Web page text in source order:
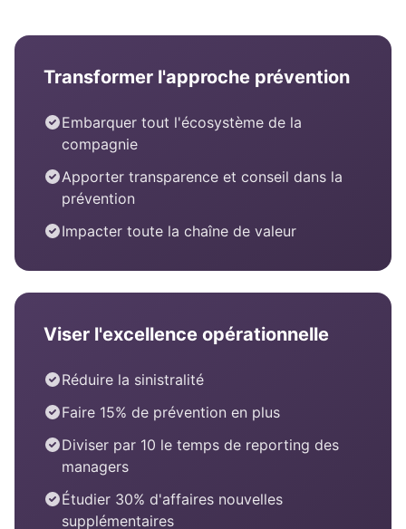
Transformer l'approche prévention
Embarquer tout l'écosystème de la
compagnie
Apporter transparence et conseil dans la
prévention
Impacter toute la chaîne de valeur
Viser l'excellence opérationnelle
Réduire la sinistralité
Faire 15% de prévention en plus
Diviser par 10 le temps de reporting des
managers
Étudier 30% d'affaires nouvelles
supplémentaires